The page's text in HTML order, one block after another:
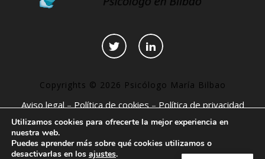
Copyrights © 2026 Psicólogo María Bilbao
Aviso legal – Política de cookies – Política de privacidad
–Declaración de accesibilidad–Páginas interesantes
Utilizamos cookies para ofrecerte la mejor experiencia en
nuestra web.
Puedes aprender más sobre qué cookies utilizamos o
desactivarlas en los ajustes.